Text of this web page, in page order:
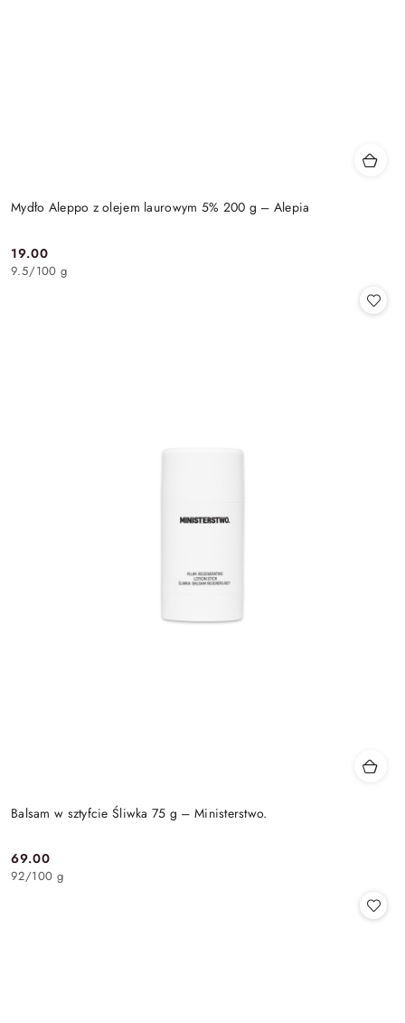
Mydło Aleppo z olejem laurowym 5% 200 g – Alepia
Cena:
19.00
9.5/100 g
Balsam w sztyfcie Śliwka 75 g – Ministerstwo.
Cena:
69.00
92/100 g